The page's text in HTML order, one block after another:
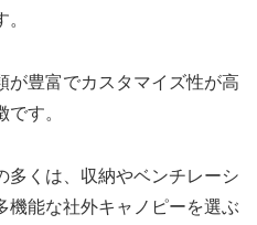
が豊富でカスタマイズ性が高
す。
多くは、収納やベンチレーシ
機能な社外キャノピーを選ぶ